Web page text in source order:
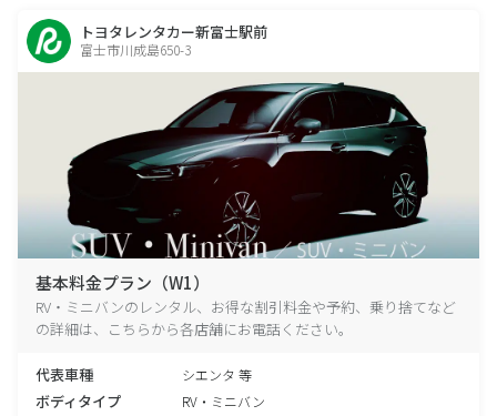
トヨタレンタカー新富士駅前
富士市川成島650-3
基本料金プラン（W1）
RV・ミニバンのレンタル、お得な割引料金や予約、乗り捨てなど
の詳細は、こちらから各店舗にお電話ください。
代表車種 シエンタ 等
ボディタイプ RV・ミニバン